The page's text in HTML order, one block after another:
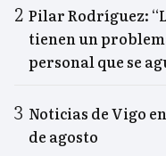
Pilar Rodríguez:
tienen un
personal que se
Noticias de Vigo
de agosto